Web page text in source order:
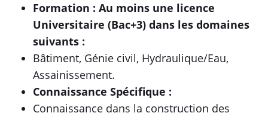
Formation : Au moins une licence
Universitaire (Bac+3) dans les domaines
suivants :
Bâtiment, Génie civil, Hydraulique/Eau,
Assainissement.
Connaissance Spécifique :
Connaissance dans la construction des